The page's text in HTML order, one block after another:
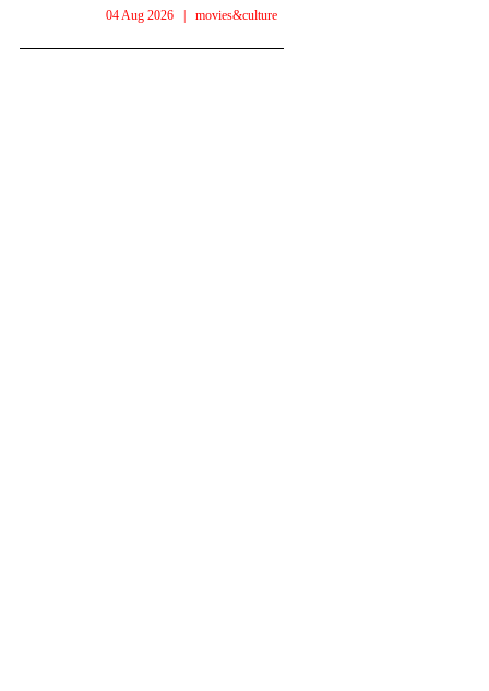
04 Aug 2026 movies&culture